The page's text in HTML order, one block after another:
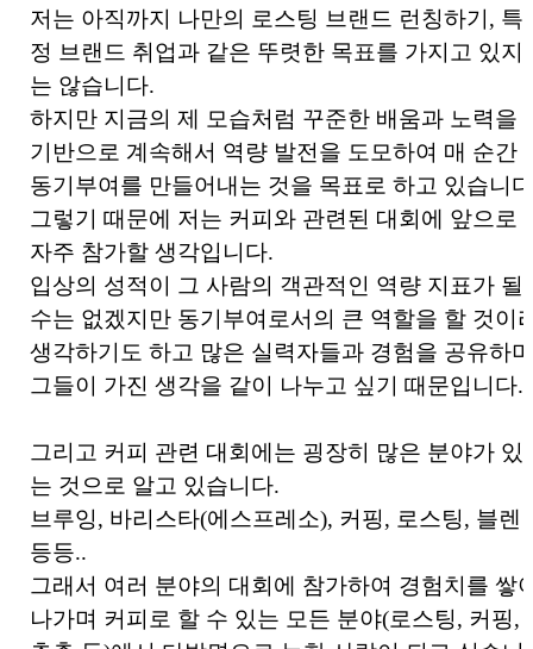
저는 아직까지 나만의 로스팅 브랜드 런칭하기, 특
정 브랜드 취업과 같은 뚜렷한 목표를 가지고 있지
는 않습니다.
하지만 지금의 제 모습처럼 꾸준한 배움과 노력을
기반으로 계속해서 역량 발전을 도모하여 매 순간
동기부여를 만들어내는 것을 목표로 하고 있습니
그렇기 때문에 저는 커피와 관련된 대회에 앞으로
자주 참가할 생각입니다.
입상의 성적이 그 사람의 객관적인 역량 지표가 될
수는 없겠지만 동기부여로서의 큰 역할을 할 것이
생각하기도 하고 많은 실력자들과 경험을 공유하
그들이 가진 생각을 같이 나누고 싶기 때문입니다.
그리고 커피 관련 대회에는 굉장히 많은 분야가 있
는 것으로 알고 있습니다.
브루잉, 바리스타(에스프레소), 커핑, 로스팅, 블렌
등등..
그래서 여러 분야의 대회에 참가하여 경험치를 쌓
나가며 커피로 할 수 있는 모든 분야(로스팅, 커핑,